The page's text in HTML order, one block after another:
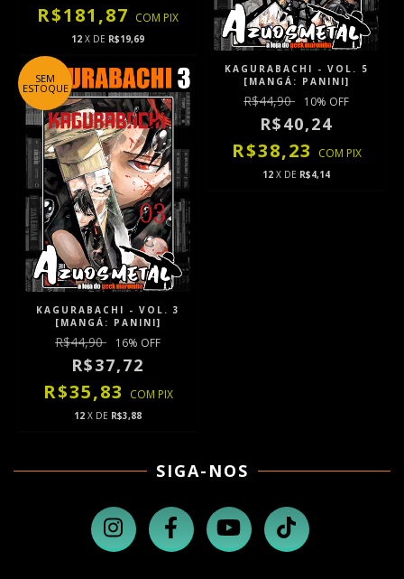
R$181,87 COM PIX
12 X DE R$19,69
KAGURABACHI - VOL. 5
[MANGÁ: PANINI]
R$44,90 10% OFF
R$40,24
R$38,23 COM PIX
12 X DE R$4,14
SEM
ESTOQUE
KAGURABACHI - VOL. 3
[MANGÁ: PANINI]
R$44,90 16% OFF
R$37,72
R$35,83 COM PIX
12 X DE R$3,88
SIGA-NOS